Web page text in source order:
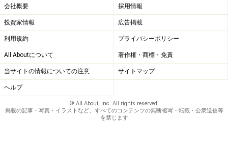
会社概要 採用情報
投資家情報 広告掲載
利用規約 プライバシーポリシー
All Aboutについて 著作権・商標・免責
当サイトの情報についての注意 サイトマップ
ヘルプ
© All About, Inc. All rights reserved.
掲載の記事・写真・イラストなど、すべてのコンテンツの無断複写・転載・公衆送信等
を禁じます